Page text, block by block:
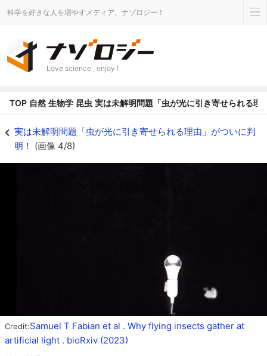
科学を好きな人を増やすメディア、ナゾロジー！
Love science , enjoy !
TOP 自然 生物学 昆虫 実は未解明問題「虫が光に引き寄せられる理
実は未解明問題「虫が光に引き寄せられる理由」がついに判
明！ (画像 4/8)
Credit:Samuel T Fabian et al . Why flying insects gather at
artificial light . bioRxiv (2023)